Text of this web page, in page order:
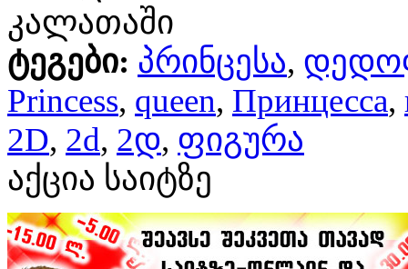
კალათაში
ტეგები: პრინცესა,
Princess, queen, Принцесса,
2D, 2d, 2დ, ფიგურა
აქცია საიტზე